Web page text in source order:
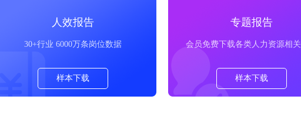
人效报告
30+行业 6000万条岗位数据
样本下载
专题报告
会员免费下载各类人力资源相
样本下载